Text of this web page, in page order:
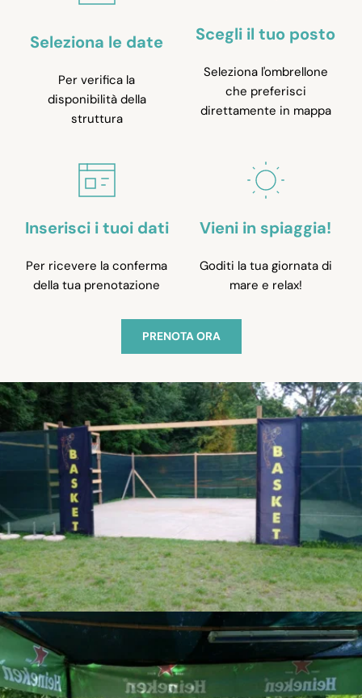
Seleziona le date
Per verifica la
disponibilità della
struttura
Scegli il tuo posto
Seleziona l'ombrellone
che preferisci
direttamente in mappa
Inserisci i tuoi dati
Per ricevere la conferma
della tua prenotazione
Vieni in spiaggia!
Goditi la tua giornata di
mare e relax!
PRENOTA ORA